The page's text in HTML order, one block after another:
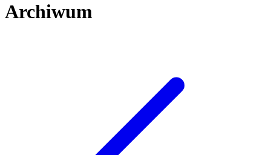
Archiwum